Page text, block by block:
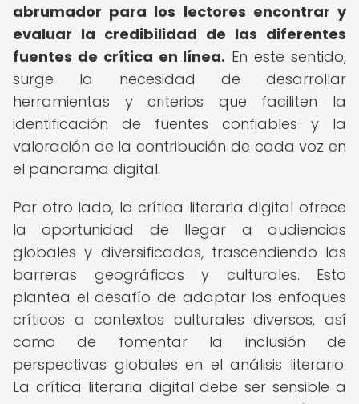
abrumador para los lectores encontrar y
evaluar la credibilidad de las diferentes
fuentes de crítica en línea. En este sentido,
surge la necesidad de desarrollar
herramientas y criterios que faciliten la
identificación de fuentes confiables y la
valoración de la contribución de cada voz en
el panorama digital.
Por otro lado, la crítica literaria digital ofrece
la oportunidad de llegar a audiencias
globales y diversificadas, trascendiendo las
barreras geográficas y culturales. Esto
plantea el desafío de adaptar los enfoques
críticos a contextos culturales diversos, así
como de fomentar la inclusión de
perspectivas globales en el análisis literario.
La crítica literaria digital debe ser sensible a